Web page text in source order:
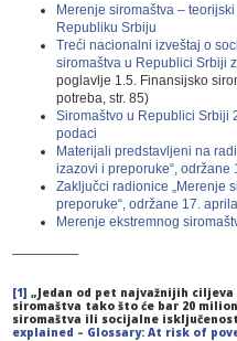
Merenje siromaštva –
Republiku Srbiju
Treći nacionalni izveštaj o
siromaštva u Republici Srbiji
poglavlje 1.5. Finansijsko
potreba, str. 85)
Siromaštvo u Republici Srbiji
podaci
Materijali predstavljeni na
izazovi i preporuke“, održane
Zaključci radionice „Merenje
preporuke“, održane 17.
Merenje ekstremnog
—————
[1] „Jedan od pet najvažnijih ciljeva
siromaštva tako što će bar 20
siromaštva ili socijalne isključenosti
explained – Glossary: At risk of